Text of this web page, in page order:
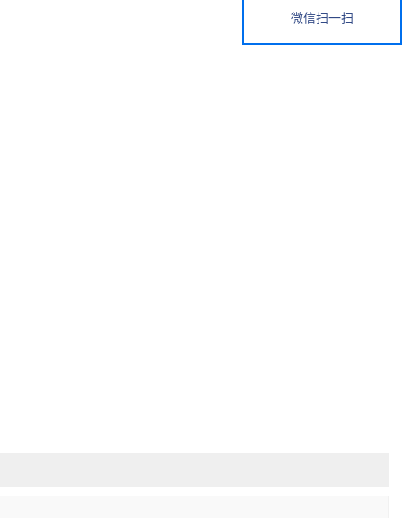
微信扫一扫